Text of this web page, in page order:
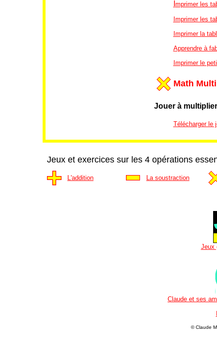
mprimer les
Imprimer les
Imprimer la
Apprendre à
Imprimer le
Math
Jouer à
Télécharger le
Jeux et exercices sur les 4 opérations
L'addition La soustraction
Jeux
Claude et ses
© Claude